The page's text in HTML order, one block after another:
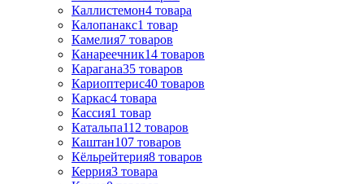
Каллистемон4 товара
Калопанакс1 товар
Камелия7 товаров
Канареечник14 товаров
Карагана35 товаров
Кариоптерис40 товаров
Каркас4 товара
Кассия1 товар
Катальпа112 товаров
Каштан107 товаров
Кёльрейтерия8 товаров
Керрия3 товара